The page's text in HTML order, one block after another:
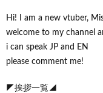
Hi! I am a new vtuber,
welcome to my channel
i can speak JP and EN
please comment me!
◤挨拶一覧◢